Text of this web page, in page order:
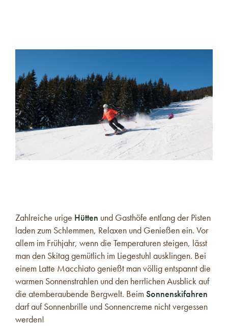
Zahlreiche urige Hütten und Gasthöfe entlang der Pisten
laden zum Schlemmen, Relaxen und Genießen ein. Vor
allem im Frühjahr, wenn die Temperaturen steigen, lässt
man den Skitag gemütlich im Liegestuhl ausklingen. Bei
einem Latte Macchiato genießt man völlig entspannt die
warmen Sonnenstrahlen und den herrlichen Ausblick auf
die atemberaubende Bergwelt. Beim Sonnenskifahren
darf auf Sonnenbrille und Sonnencreme nicht vergessen
werden!